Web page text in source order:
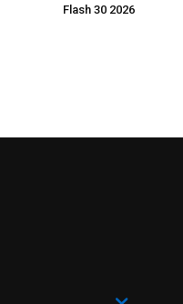
Flash 30 2026